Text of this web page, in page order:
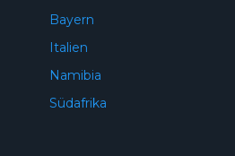
Bayern
Italien
Namibia
Südafrika